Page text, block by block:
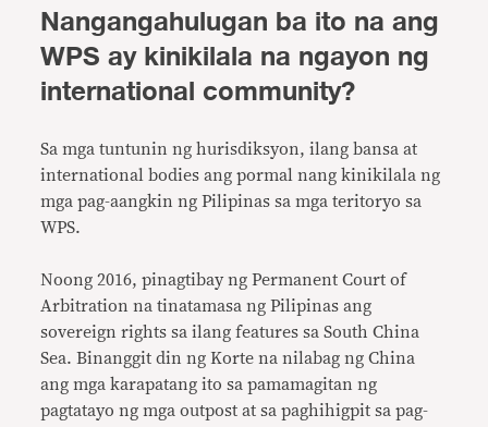
Nangangahulugan ba ito na ang
WPS ay kinikilala na ngayon ng
international community?
Sa mga tuntunin ng hurisdiksyon, ilang bansa at
international bodies ang pormal nang kinikilala ng
mga pag-aangkin ng Pilipinas sa mga teritoryo sa
WPS.
Noong 2016, pinagtibay ng Permanent Court of
Arbitration na tinatamasa ng Pilipinas ang
sovereign rights sa ilang features sa South China
Sea. Binanggit din ng Korte na nilabag ng China
ang mga karapatang ito sa pamamagitan ng
pagtatayo ng mga outpost at sa paghihigpit sa pag-